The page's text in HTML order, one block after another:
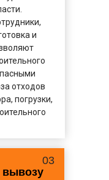
и
отходов
погрузки,
03
вывозу